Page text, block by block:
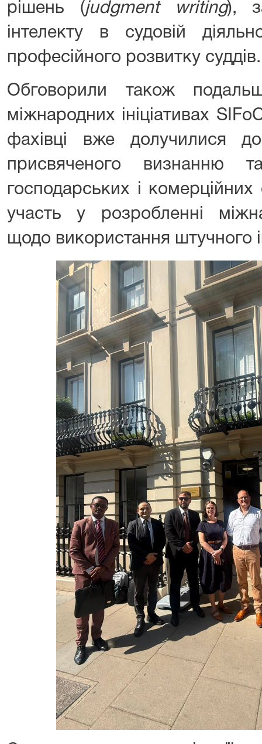
рішень (judgment writing),
інтелекту в судовій
професійного розвитку суддів.
Обговорили також
міжнародних ініціативах
фахівці вже долучилися до
присвяченого визнанню
господарських і комерційних
участь у розробленні
щодо використання штучного